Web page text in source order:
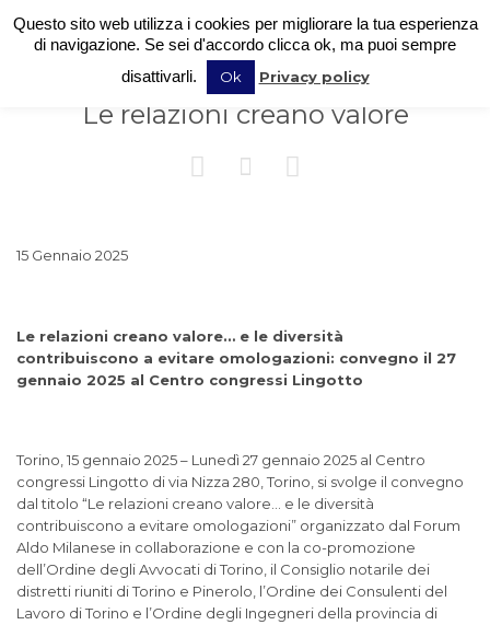
Le relazioni creano valore
  
15 Gennaio 2025
Le relazioni creano valore… e le diversità
contribuiscono a evitare omologazioni: convegno il 27
gennaio 2025 al Centro congressi Lingotto
Torino, 15 gennaio 2025 – Lunedì 27 gennaio 2025 al Centro
congressi Lingotto di via Nizza 280, Torino, si svolge il convegno
dal titolo “Le relazioni creano valore… e le diversità
contribuiscono a evitare omologazioni” organizzato dal Forum
Aldo Milanese in collaborazione e con la co-promozione
dell’Ordine degli Avvocati di Torino, il Consiglio notarile dei
distretti riuniti di Torino e Pinerolo, l’Ordine dei Consulenti del
Lavoro di Torino e l’Ordine degli Ingegneri della provincia di
Questo sito web utilizza i cookies per migliorare la tua esperienza
di navigazione. Se sei d'accordo clicca ok, ma puoi sempre
disattivarli.
Ok Privacy policy